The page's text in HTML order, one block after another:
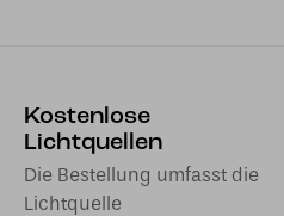
Kostenlose
Lichtquellen
Die Bestellung umfasst die
Lichtquelle